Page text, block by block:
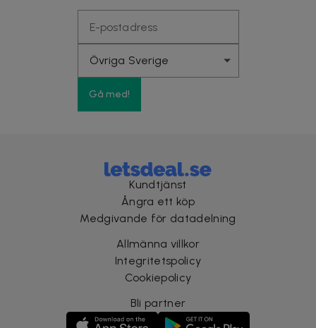
Gå med!
Kundtjänst
Ångra ett köp
Medgivande för datadelning
Allmänna villkor
Integritetspolicy
Cookiepolicy
Bli partner